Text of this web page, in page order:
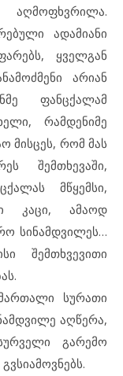
ადამიანი
ყველგან
არიან
ფანცქალამ
რამდენიმე
მისცეს, რომ მას
შემთხევაში,
მწყემსი,
კაცი, ამაოდ
სინამდვილეს…
შემთხვევითი
სურათი
აღწერა,
გარემო